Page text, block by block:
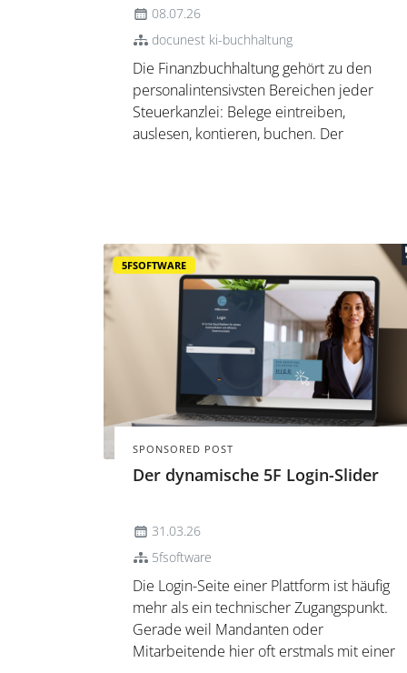
08.07.26
docunest ki-buchhaltung
Die Finanzbuchhaltung gehört zu den
personalintensivsten Bereichen jeder
Steuerkanzlei: Belege eintreiben,
auslesen, kontieren, buchen. Der
beherrschen muss ...
5FSOFTWARE
SPONSORED POST
Der dynamische 5F Login-Slider
31.03.26
5fsoftware
Die Login-Seite einer Plattform ist häufig
mehr als ein technischer Zugangspunkt.
Gerade weil Mandanten oder
Mitarbeitende hier oft erstmals mit einer